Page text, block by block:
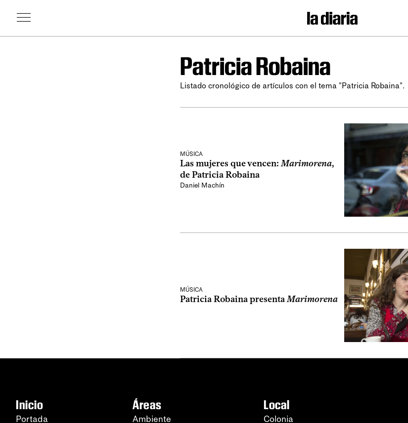
Patricia Robaina
Listado cronológico de artículos con el tema "Patricia Robaina".
MÚSICA
Las mujeres que vencen:Marimorena,
de Patricia Robaina
Daniel Machín
MÚSICA
Patricia Robaina presentaMarimorena
Inicio
Portada
Áreas
Ambiente
Local
Colonia